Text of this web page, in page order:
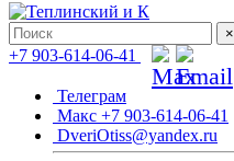
×
+7 903-614-06-41
Телеграм
Макс +7 903-614-06-41
DveriOtiss@yandex.ru